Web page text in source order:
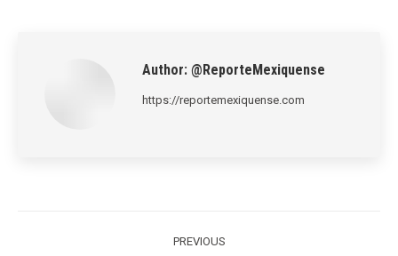
Author: @ReporteMexiquense
https://reportemexiquense.com
PREVIOUS